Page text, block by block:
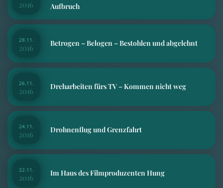
2016
Aufbruch
28.11.
2016 Betrogen – Belogen – Bestohlen und abgelehnt
26.11.
2016 Dreharbeiten fürs TV – Kommen nicht weg
24.11.
2016 Drohnenflug und Grenzfahrt
22.11.
2016 Im Haus des Filmproduzenten Hung